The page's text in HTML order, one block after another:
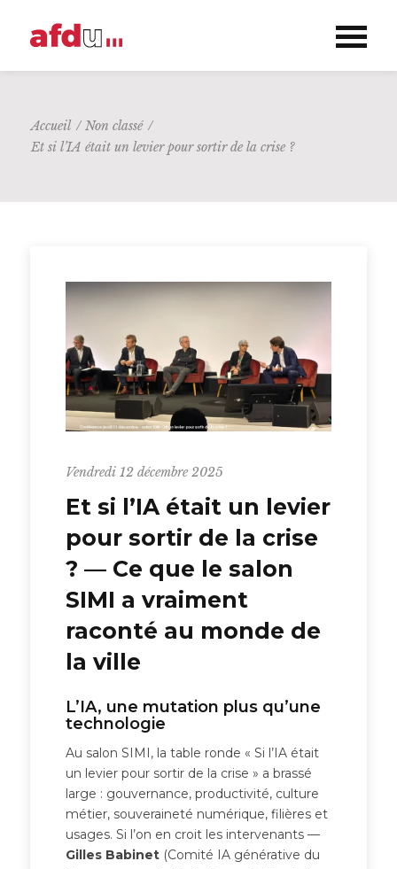
Accueil / Non classé /
Et si l’IA était un levier pour sortir de la crise ?
Vendredi 12 décembre 2025
Et si l’IA était un levier
pour sortir de la crise
? — Ce que le salon
SIMI a vraiment
raconté au monde de
la ville
L’IA, une mutation plus qu’une
technologie
Au salon SIMI, la table ronde « Si l’IA était
un levier pour sortir de la crise » a brassé
large : gouvernance, productivité, culture
métier, souveraineté numérique, filières et
usages. Si l’on en croit les intervenants —
Gilles Babinet(Comité IA générative du